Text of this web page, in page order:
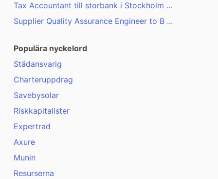
Tax Accountant till storbank i Stockholm ...
Supplier Quality Assurance Engineer to B ...
Populära nyckelord
Städansvarig
Charteruppdrag
Savebysolar
Riskkapitalister
Expertrad
Axure
Munin
Resurserna